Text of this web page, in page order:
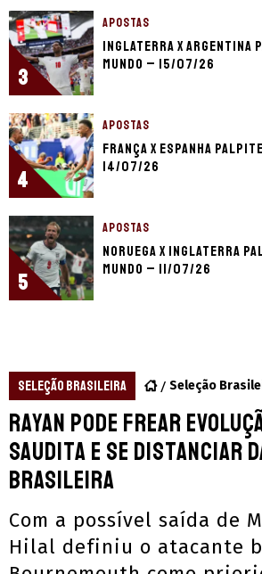
3
APOSTAS
Inglaterra x Argentina
Mundo – 15/07/26
4
APOSTAS
França x Espanha
14/07/26
5
APOSTAS
Noruega x Inglaterra
Mundo – 11/07/26
SELEÇÃO BRASILEIRA Seleção
Rayan pode frear
Saudita e se distanciar
Brasileira
Com a possível saída de
Hilal definiu o atacante